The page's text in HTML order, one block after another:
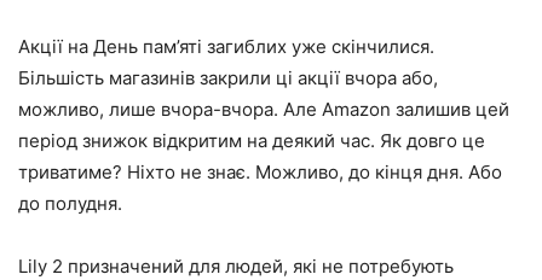
Акції на День пам’яті загиблих уже скінчилися.
Більшість магазинів закрили ці акції вчора або,
можливо, лише вчора-вчора. Але Amazon залишив цей
період знижок відкритим на деякий час. Як довго це
триватиме? Ніхто не знає. Можливо, до кінця дня. Або
до полудня.
Lily 2 призначений для людей, які не потребують